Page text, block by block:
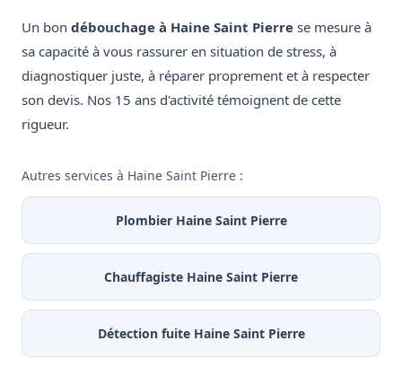
Un bon débouchage à Haine Saint Pierre se mesure à
sa capacité à vous rassurer en situation de stress, à
diagnostiquer juste, à réparer proprement et à respecter
son devis. Nos 15 ans d'activité témoignent de cette
rigueur.
Autres services à Haine Saint Pierre :
Plombier Haine Saint Pierre
Chauffagiste Haine Saint Pierre
Détection fuite Haine Saint Pierre